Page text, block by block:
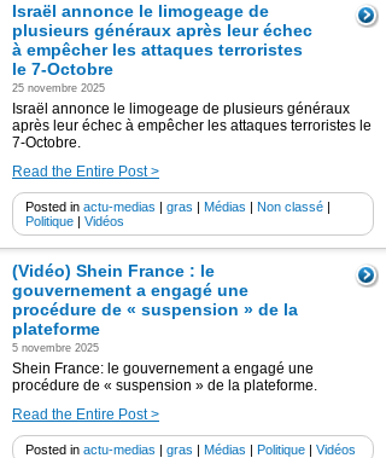
Israël annonce le limogeage de
plusieurs généraux après leur échec
à empêcher les attaques terroristes
le 7-Octobre
25 novembre 2025
Israël annonce le limogeage de plusieurs généraux
après leur échec à empêcher les attaques terroristes le
7-Octobre.
Read the Entire Post >
Posted in actu-medias | gras | Médias | Non classé |
Politique | Vidéos
(Vidéo) Shein France : le
gouvernement a engagé une
procédure de « suspension » de la
plateforme
5 novembre 2025
Shein France: le gouvernement a engagé une
procédure de « suspension » de la plateforme.
Read the Entire Post >
Posted in actu-medias | gras | Médias | Politique | Vidéos